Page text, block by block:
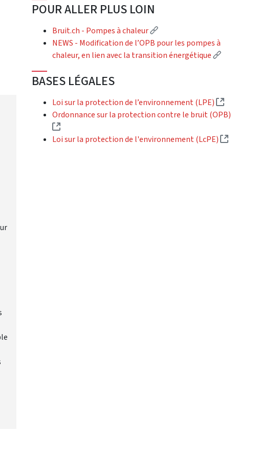
POUR ALLER PLUS LOIN
Bruit.ch - Pompes à chaleur
(Lien externe)
NEWS - Modification de l’OPB pour les pompes à
chaleur, en lien avec la transition énergétique
(Lien
BASES LÉGALES
Loi sur la protection de l’environnement (LPE)
(Lien
Ordonnance sur la protection contre le bruit (OPB)
(Lien externe)
Loi sur la protection de l'environnement (LcPE)
(Lien